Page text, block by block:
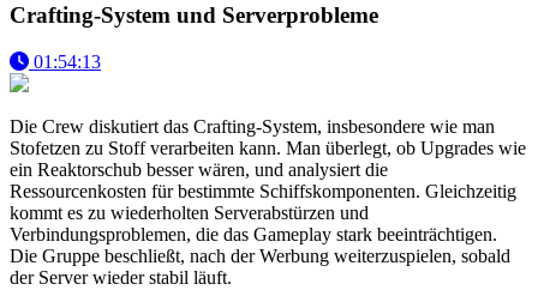
Crafting-System und Serverprobleme
01:54:13
Die Crew diskutiert das Crafting-System, insbesondere wie man
Stofetzen zu Stoff verarbeiten kann. Man überlegt, ob Upgrades wie
ein Reaktorschub besser wären, und analysiert die
Ressourcenkosten für bestimmte Schiffskomponenten. Gleichzeitig
kommt es zu wiederholten Serverabstürzen und
Verbindungsproblemen, die das Gameplay stark beeinträchtigen.
Die Gruppe beschließt, nach der Werbung weiterzuspielen, sobald
der Server wieder stabil läuft.